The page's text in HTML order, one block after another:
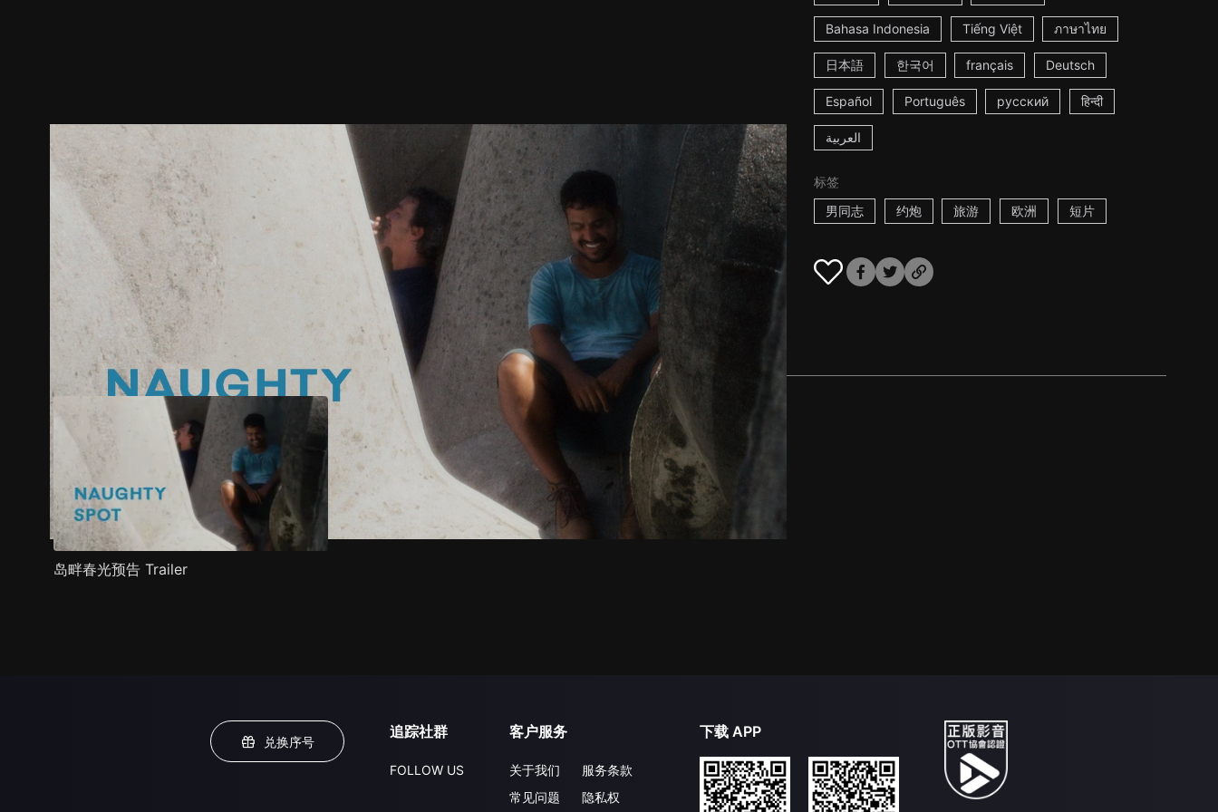
Bahasa Indonesia Tiếng Việt ภาษาไทย
日本語 한국어 français Deutsch
Español Português русский हिन्दी
العربية
标签
男同志
约炮 旅游 欧洲 短片
预告 剧照 推荐影片
岛畔春光预告 Trailer
兑换序号
追踪社群
FOLLOW US
客户服务
关于我们
常见问题
服务条款
隐私权
下载 APP